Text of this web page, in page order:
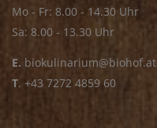
Mo - Fr: 8.00 - 14.30 Uhr
Sa: 8.00 - 13.30 Uhr
E. biokulinarium@biohof.at
T. +43 7272 4859 60